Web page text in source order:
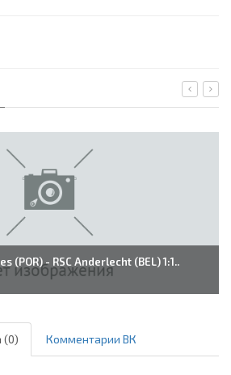
(POR) - RSC Anderlecht (BEL) 1:1..
(0) Комментарии ВК